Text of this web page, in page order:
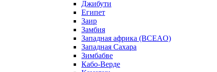
Джибути
Египет
Заир
Замбия
Западная африка (BCEAO)
Западная Сахара
Зимбабве
Кабо-Верде